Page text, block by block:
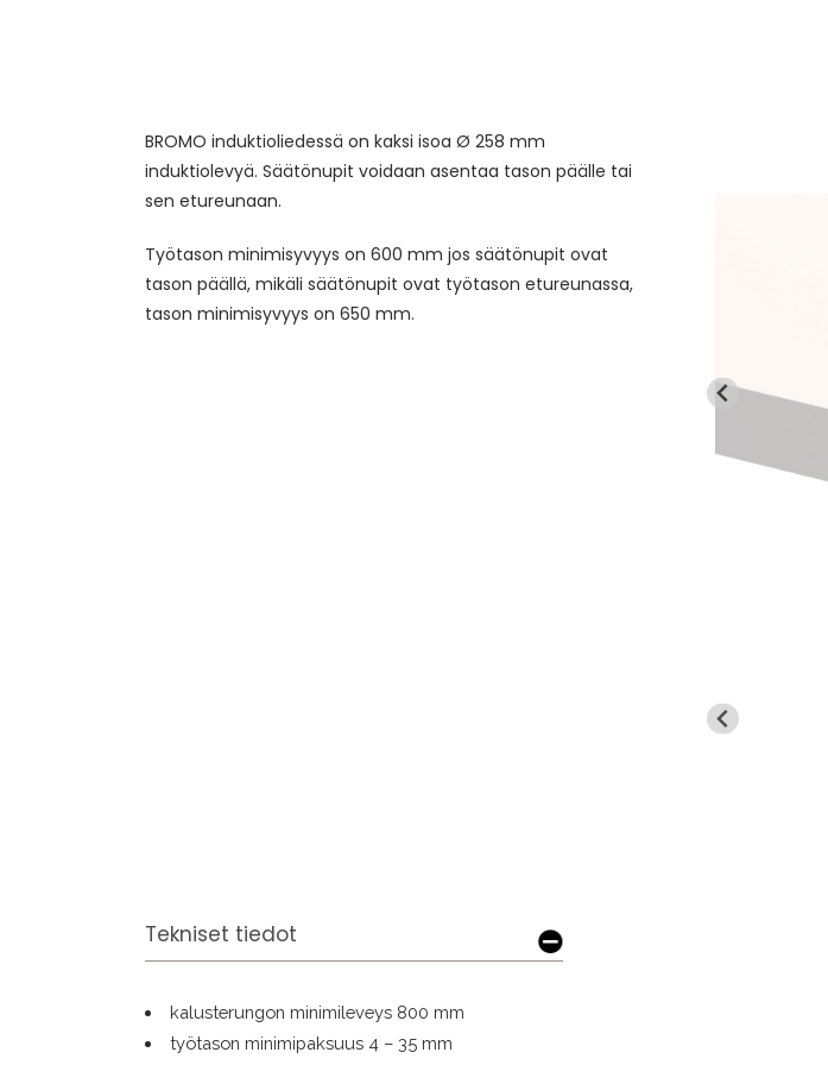
BROMO induktioliedessä on kaksi isoa Ø 258 mm
induktiolevyä. Säätönupit voidaan asentaa tason päälle tai
sen etureunaan.
Työtason minimisyvyys on 600 mm jos säätönupit ovat
tason päällä, mikäli säätönupit ovat työtason etureunassa,
tason minimisyvyys on 650 mm.
Tekniset tiedot
kalusterungon minimileveys 800 mm
työtason minimipaksuus 4 – 35 mm